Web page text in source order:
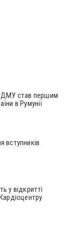
став першим
в Румунії
вступників
у відкритті